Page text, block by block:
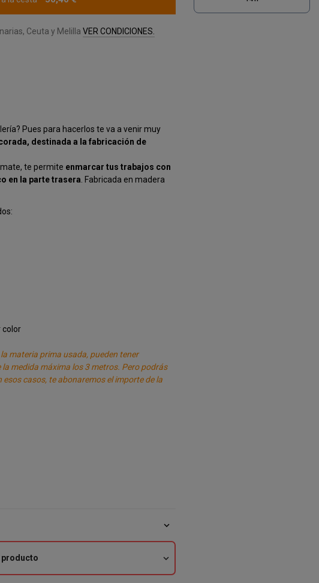
Ceuta y Melilla VER CONDICIONES.
Pues para hacerlos te va a venir muy
destinada a la fabricación de
te permite enmarcar tus trabajos con
en la parte trasera . Fabricada en madera
color
materia prima usada, pueden tener
medida máxima los 3 metros. Pero podrás
casos, te abonaremos el importe de la
expand_more
producto expand_more